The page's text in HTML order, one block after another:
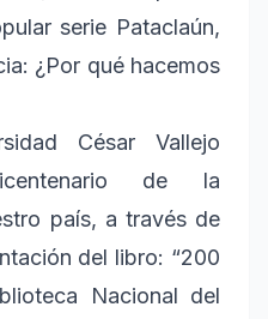
serie Pataclaún,
¿Por qué hacemos
César Vallejo
de la
país, a través de
del libro: “200
Nacional del